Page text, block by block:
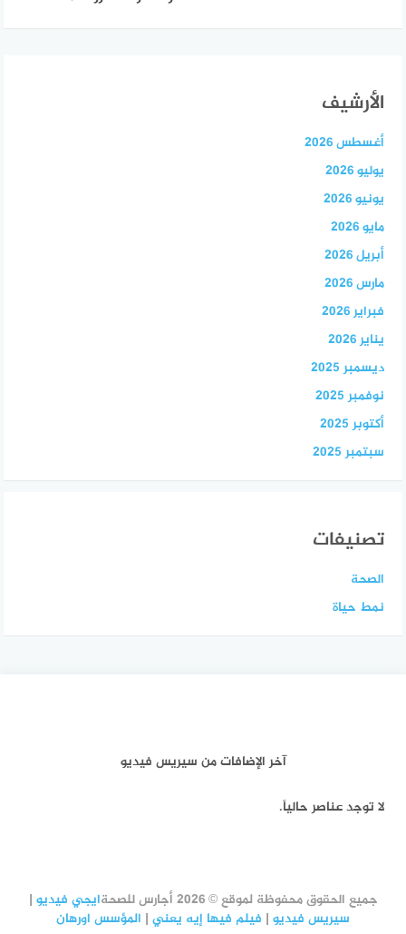
الأرشيف
أغسطس 2026
يوليو 2026
يونيو 2026
مايو 2026
أبريل 2026
مارس 2026
فبراير 2026
يناير 2026
ديسمبر 2025
نوفمبر 2025
أكتوبر 2025
سبتمبر 2025
تصنيفات
الصحة
نمط حياة
آخر الإضافات من سيريس فيديو
لا توجد عناصر حالياً.
جميع الحقوق محفوظة لموقع © 2026 أجارس للصحة ايجي فيديو |
سيريس فيديو | فيلم فيها إيه يعني | المؤسس اورهان